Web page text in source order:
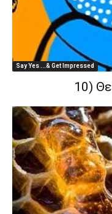
Say Yes ...& Get Impressed
10)